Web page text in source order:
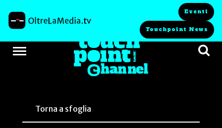
Eventi
Touchpoint News
Torna a sfoglia